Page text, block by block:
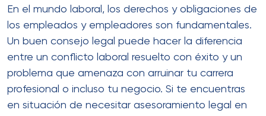
En el mundo laboral, los derechos y obligaciones de
los empleados y empleadores son fundamentales.
Un buen consejo legal puede hacer la diferencia
entre un conflicto laboral resuelto con éxito y un
problema que amenaza con arruinar tu carrera
profesional o incluso tu negocio. Si te encuentras
en situación de necesitar asesoramiento legal en